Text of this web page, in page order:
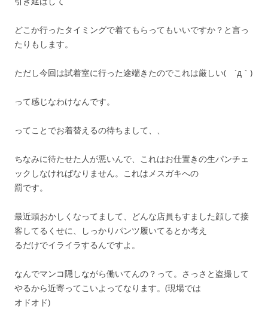
どこか行ったタイミングで着てもらってもいいですか？と言っ
たりもします。
ただし今回は試着室に行った途端きたのでこれは厳しい( ´д｀)
って感じなわけなんです。
ってことでお着替えるの待ちまして、、
ちなみに待たせた人が悪いんで、これはお仕置きの生パンチェ
ックしなければなりません。これはメスガキへの
罰です。
最近頭おかしくなってまして、どんな店員もすました顔して接
客してるくせに、しっかりパンツ履いてるとか考え
るだけでイライラするんですよ。
なんでマンコ隠しながら働いてんの？って。さっさと盗撮して
やるから近寄ってこいよってなります。(現場では
オドオド)